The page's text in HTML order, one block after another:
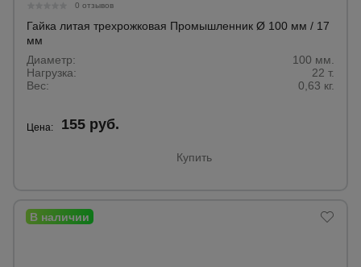
0 отзывов
Гайка литая трехрожковая Промышленник Ø 100 мм / 17
мм
Диаметр:
100 мм.
Нагрузка:
22 т.
Вес:
0,63 кг.
Цена: 155 руб.
Купить